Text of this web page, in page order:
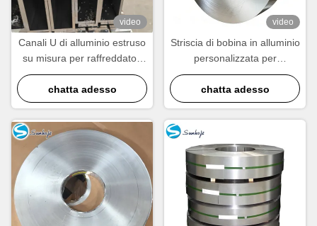
video
Canali U di alluminio estruso
su misura per raffreddatori
d'olio leggeri ad alta
conduttività termica
chatta adesso
video
Striscia di bobina in alluminio
personalizzata per
condensatore radiatore con
elevata conducibilità termica
chatta adesso